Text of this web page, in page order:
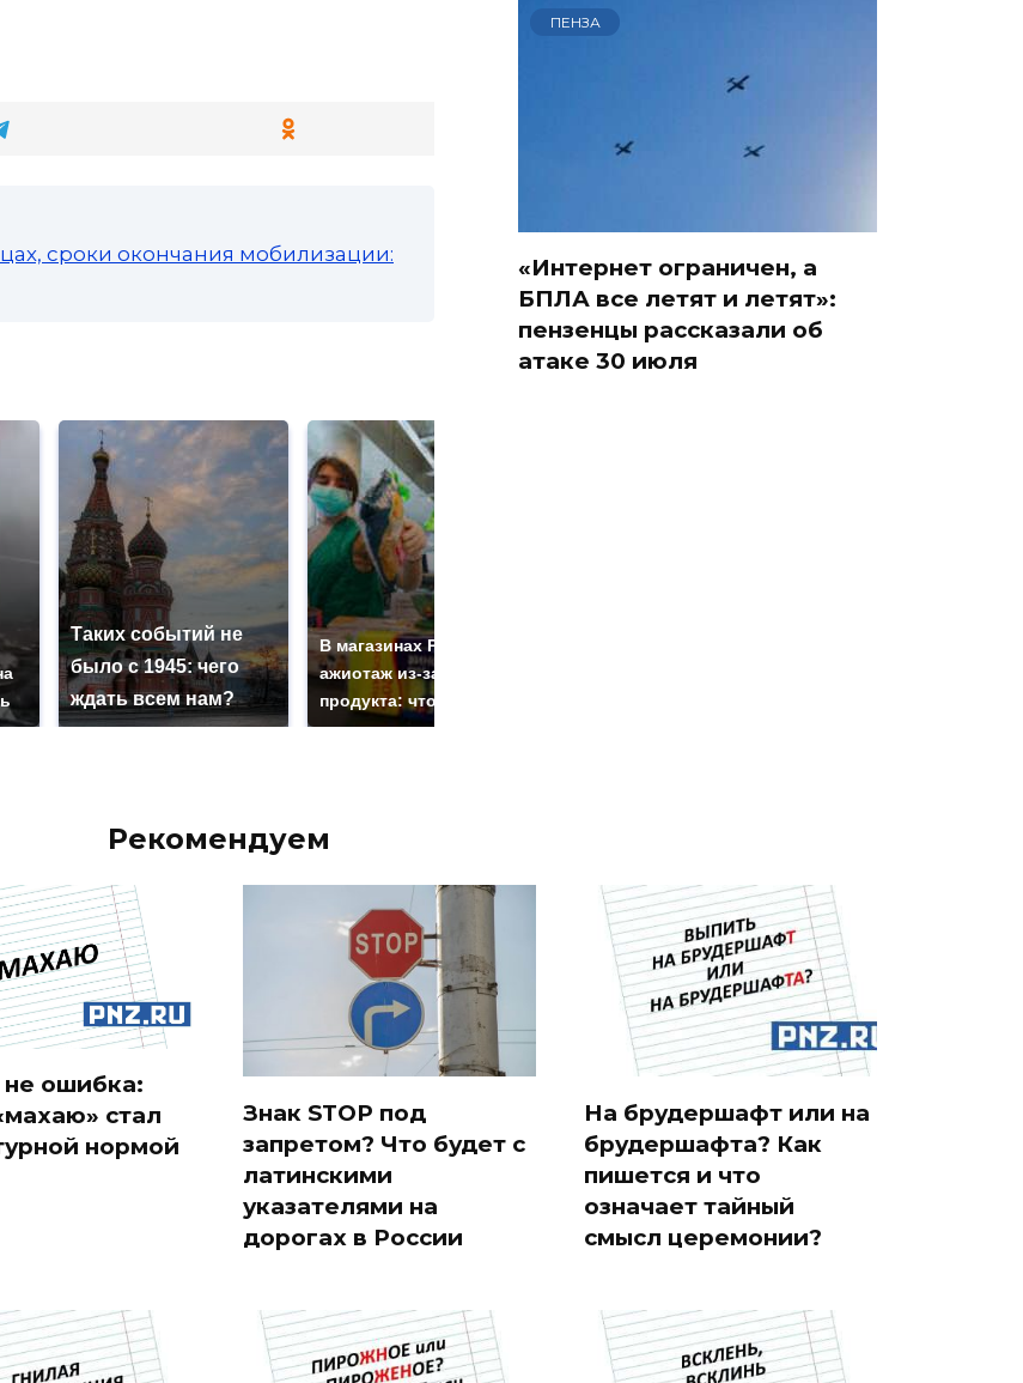
сроки окончания мобилизации:
Таких событий не
было с 1945: чего
ждать всем нам?
В магазинах России
ажиотаж из-за этого
продукта: что купить?
ПЕНЗА
«Интернет ограничен, а
БПЛА все летят и летят»:
пензенцы рассказали об
атаке 30 июля
Рекомендуем
ошибка:
стал
нормой
Знак STOP под
запретом? Что будет с
латинскими
указателями на
дорогах в России
На брудершафт или на
брудершафта? Как
пишется и что
означает тайный
смысл церемонии?